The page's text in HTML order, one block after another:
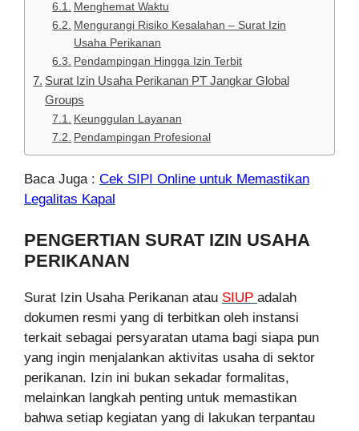
Menghemat Waktu
Mengurangi Risiko Kesalahan – Surat Izin
Usaha Perikanan
Pendampingan Hingga Izin Terbit
Surat Izin Usaha Perikanan PT Jangkar Global
Groups
Keunggulan Layanan
Pendampingan Profesional
Baca Juga : Cek SIPI Online untuk Memastikan
Legalitas Kapal
PENGERTIAN SURAT IZIN USAHA
PERIKANAN
Surat Izin Usaha Perikanan atau SIUP adalah
dokumen resmi yang di terbitkan oleh instansi
terkait sebagai persyaratan utama bagi siapa pun
yang ingin menjalankan aktivitas usaha di sektor
perikanan. Izin ini bukan sekadar formalitas,
melainkan langkah penting untuk memastikan
bahwa setiap kegiatan yang di lakukan terpantau